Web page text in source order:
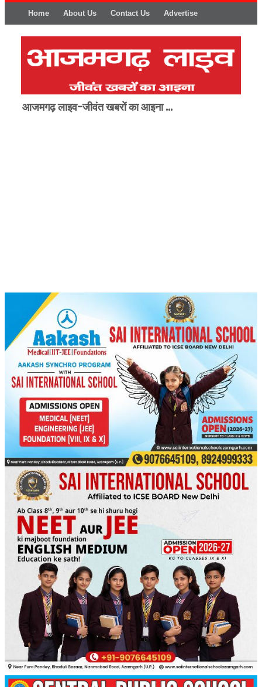
Home About Us Contact Us Advertise
आजमगढ़ लाइव-जीवंत खबरों का आइना ...